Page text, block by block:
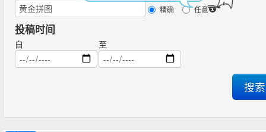
精确 任意
投稿时间
自 至